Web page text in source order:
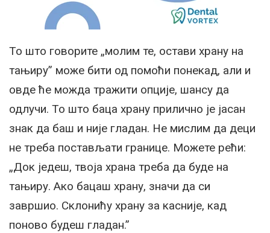
То што говорите „молим те, остави храну на
тањиру” може бити од помоћи понекад, али и
овде ће можда тражити опције, шансу да
одлучи. То што баца храну прилично је јасан
знак да баш и није гладан. Не мислим да деци
не треба постављати границе. Можете рећи:
„Док једеш, твоја храна треба да буде на
тањиру. Ако бацаш храну, значи да си
завршио. Склонићу храну за касније, кад
поново будеш гладан.”